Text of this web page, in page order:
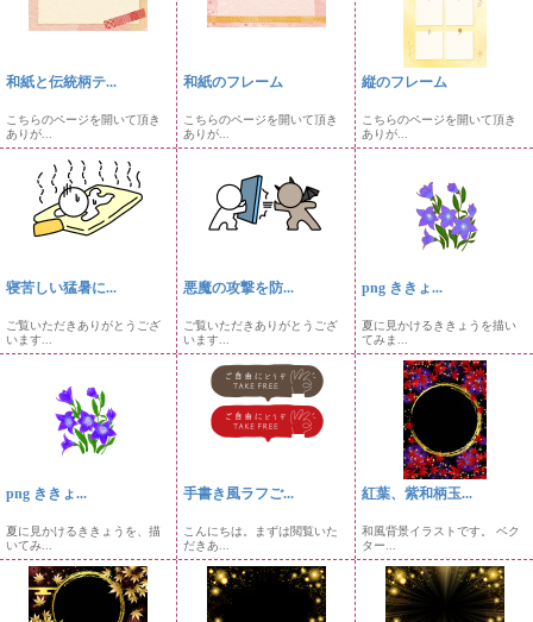
和紙と伝統柄テ...
こちらのページを開いて頂き
ありが...
和紙のフレーム
こちらのページを開いて頂き
ありが...
縦のフレーム
こちらのページを開いて頂き
ありが...
寝苦しい猛暑に...
ご覧いただきありがとうござ
います...
悪魔の攻撃を防...
ご覧いただきありがとうござ
います...
png ききょ...
夏に見かけるききょうを描い
てみま...
png ききょ...
夏に見かけるききょうを、描
いてみ...
手書き風ラフご...
こんにちは。まずは閲覧いた
だきあ...
紅葉、紫和柄玉...
和風背景イラストです。 ベク
ター...